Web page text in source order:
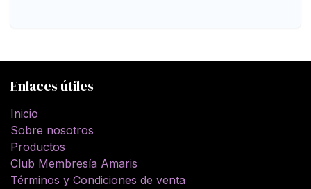
Enlaces útiles
Inicio
Sobre nosotros
Productos
Club Membresía Amaris
Términos y Condiciones de venta